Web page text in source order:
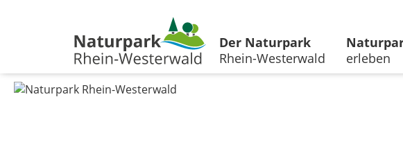
Der Naturpark
Rhein-Westerwald
erleben